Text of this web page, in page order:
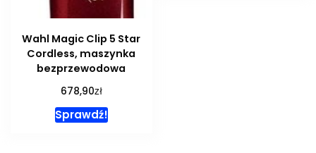
Wahl Magic Clip 5 Star
Cordless, maszynka
bezprzewodowa
678,90zł
Sprawdź!